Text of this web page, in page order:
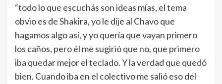
“todo lo que escuchás son ideas mías, el tema
obvio es de Shakira, yo le dije al Chavo que
hagamos algo así, y yo quería que vayan primero
los caños, pero él me sugirió que no, que primero
iba quedar mejor el teclado. Y la verdad que quedó
bien. Cuando iba en el colectivo me salió eso del